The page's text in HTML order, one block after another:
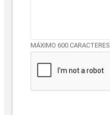
MÁXIMO 600 CARACTERES.